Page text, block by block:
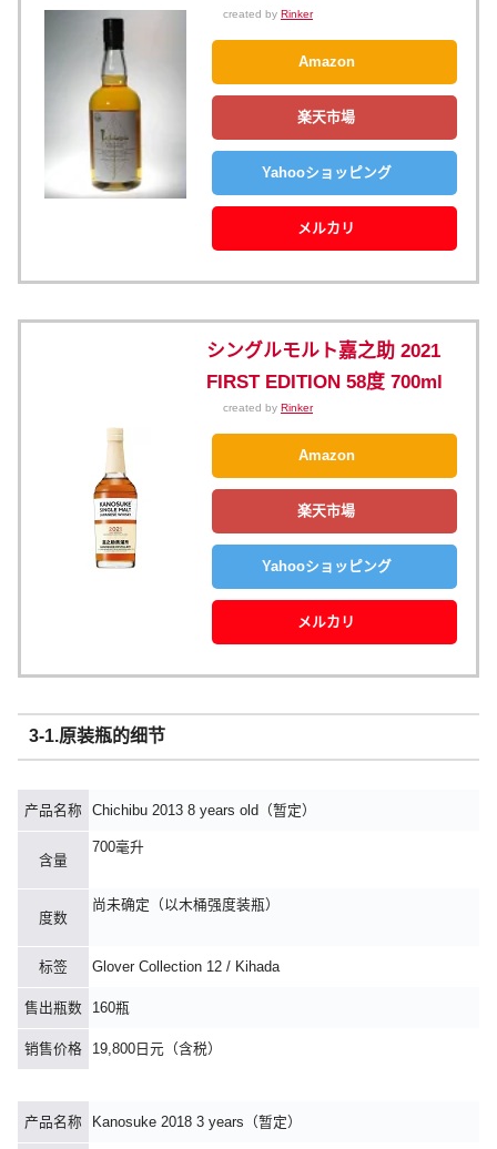
created by Rinker
Amazon
楽天市場
Yahooショッピング
メルカリ
シングルモルト嘉之助 2021
FIRST EDITION 58度 700ml
created by Rinker
Amazon
楽天市場
Yahooショッピング
メルカリ
3-1.原装瓶的细节
产品名称 Chichibu 2013 8 years old（暂定）
含量
700毫升
度数
尚未确定（以木桶强度装瓶）
标签 Glover Collection 12 / Kihada
售出瓶数 160瓶
销售价格 19,800日元（含税）
产品名称 Kanosuke 2018 3 years（暂定）